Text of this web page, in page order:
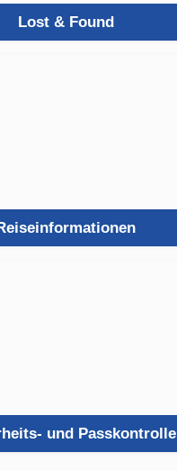
Lost & Found
und Passkontrolle